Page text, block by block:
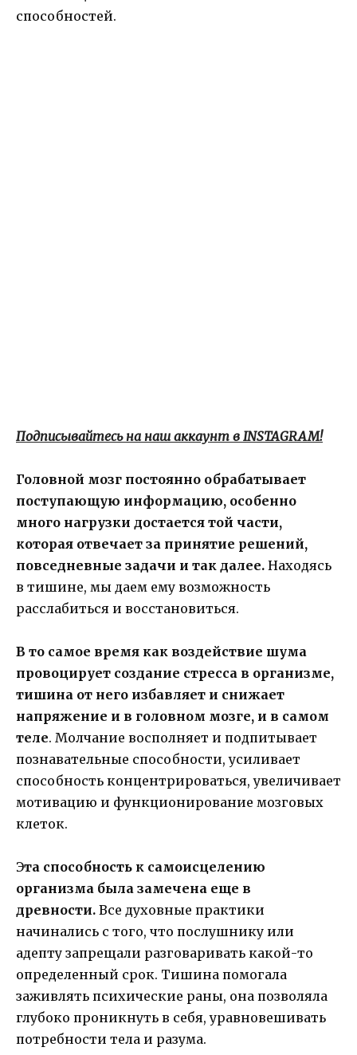
способностей.
Подписывайтесь на наш аккаунт в INSTAGRAM!
Головной мозг постоянно обрабатывает
поступающую информацию, особенно
много нагрузки достается той части,
которая отвечает за принятие решений,
повседневные задачи и так далее. Находясь
в тишине, мы даем ему возможность
расслабиться и восстановиться.
В то самое время как воздействие шума
провоцирует создание стресса в организме,
тишина от него избавляет и снижает
напряжение и в головном мозге, и в самом
теле. Молчание восполняет и подпитывает
познавательные способности, усиливает
способность концентрироваться, увеличивает
мотивацию и функционирование мозговых
клеток.
Эта способность к самоисцелению
организма была замечена еще в
древности. Все духовные практики
начинались с того, что послушнику или
адепту запрещали разговаривать какой-то
определенный срок. Тишина помогала
заживлять психические раны, она позволяла
глубоко проникнуть в себя, уравновешивать
потребности тела и разума.